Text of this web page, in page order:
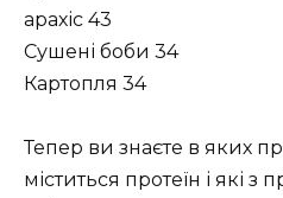
арахіс 43
Сушені боби 34
Картопля 34
Тепер ви знаєте в яких
міститься протеїн і які з